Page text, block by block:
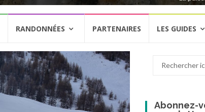
RANDONNÉES PARTENAIRES LES GUIDES
Abonnez-